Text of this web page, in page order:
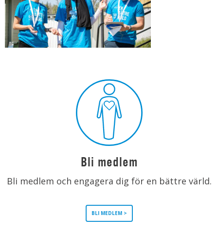
Bli medlem
Bli medlem och engagera dig för en bättre värld.
BLI MEDLEM >